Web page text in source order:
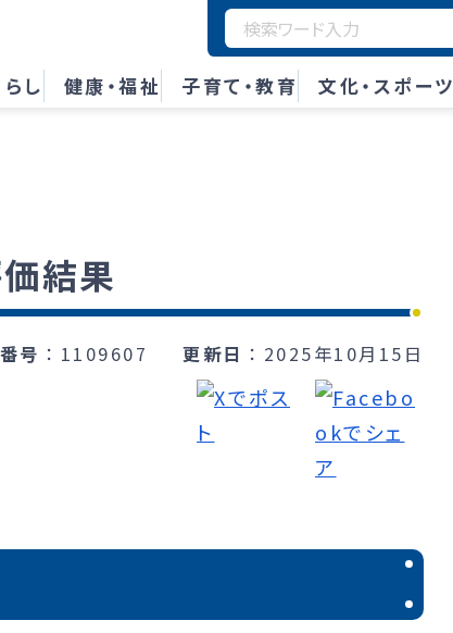
らし 健康・福祉 子育て・教育 文化・スポーツ
結果
号 1109607 更新日 2025年10月15日